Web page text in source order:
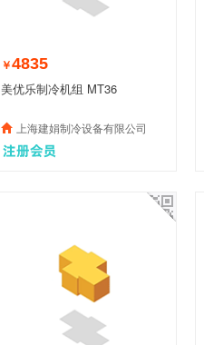
￥4835
美优乐制冷机组 MT36
上海建娟制冷设备有限公司